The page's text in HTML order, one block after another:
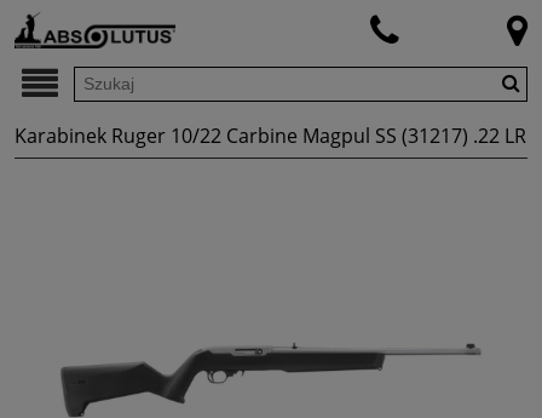
Karabinek Ruger 10/22 Carbine Magpul SS (31217) .22 LR